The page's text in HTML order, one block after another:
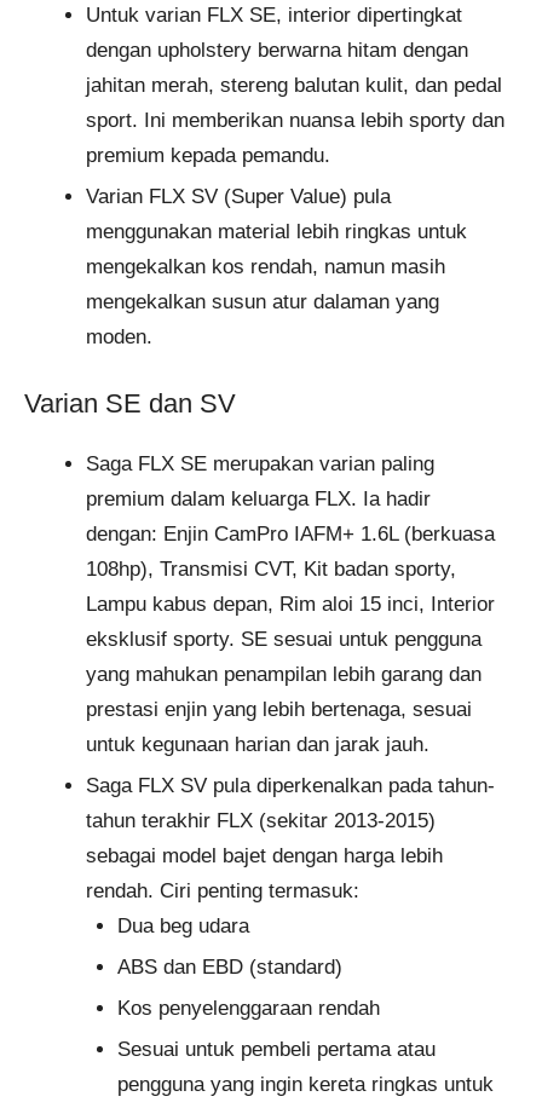
Untuk varian FLX SE, interior dipertingkat
dengan upholstery berwarna hitam dengan
jahitan merah, stereng balutan kulit, dan pedal
sport. Ini memberikan nuansa lebih sporty dan
premium kepada pemandu.
Varian FLX SV (Super Value) pula
menggunakan material lebih ringkas untuk
mengekalkan kos rendah, namun masih
mengekalkan susun atur dalaman yang
moden.
Varian SE dan SV
Saga FLX SE merupakan varian paling
premium dalam keluarga FLX. Ia hadir
dengan: Enjin CamPro IAFM+ 1.6L (berkuasa
108hp), Transmisi CVT, Kit badan sporty,
Lampu kabus depan, Rim aloi 15 inci, Interior
eksklusif sporty. SE sesuai untuk pengguna
yang mahukan penampilan lebih garang dan
prestasi enjin yang lebih bertenaga, sesuai
untuk kegunaan harian dan jarak jauh.
Saga FLX SV pula diperkenalkan pada tahun-
tahun terakhir FLX (sekitar 2013-2015)
sebagai model bajet dengan harga lebih
rendah. Ciri penting termasuk:
Dua beg udara
ABS dan EBD (standard)
Kos penyelenggaraan rendah
Sesuai untuk pembeli pertama atau
pengguna yang ingin kereta ringkas untuk